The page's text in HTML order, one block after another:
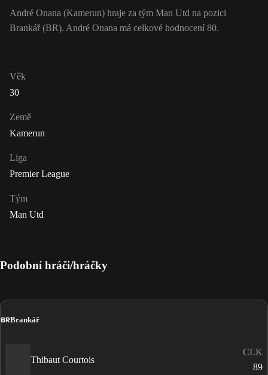
André Onana (Kamerun) hraje za tým Man Utd na pozici
Brankář (BR). André Onana má celkové hodnocení 80.
Věk
30
Země
Kamerun
Liga
Premier League
Tým
Man Utd
Podobní hráči/hráčky
BRBrankář
Thibaut Courtois
CLK
89